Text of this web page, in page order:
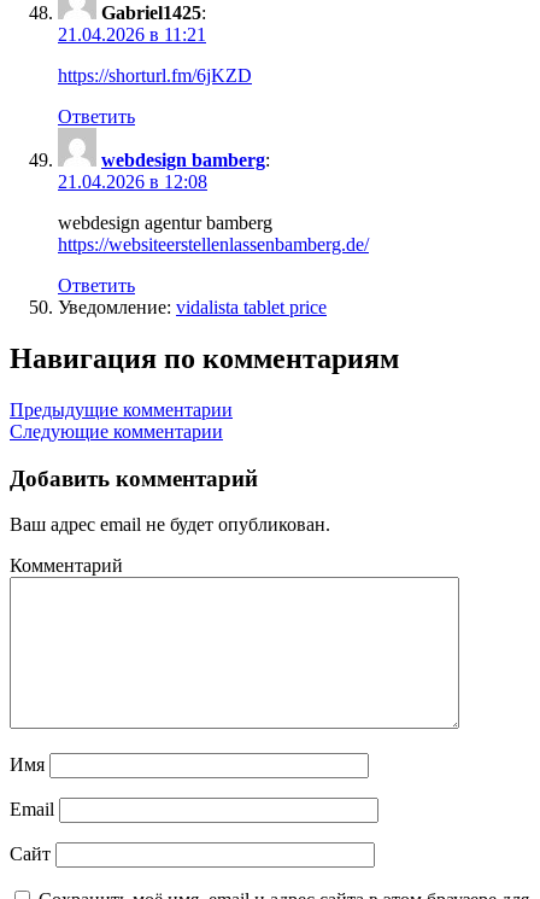
Gabriel1425:
21.04.2026 в 11:21
https://shorturl.fm/6jKZD
Ответить
webdesign bamberg:
21.04.2026 в 12:08
webdesign agentur bamberg
https://websiteerstellenlassenbamberg.de/
Ответить
Уведомление: vidalista tablet price
Навигация по комментариям
Предыдущие комментарии
Следующие комментарии
Добавить комментарий
Ваш адрес email не будет опубликован.
Комментарий
Имя
Email
Сайт